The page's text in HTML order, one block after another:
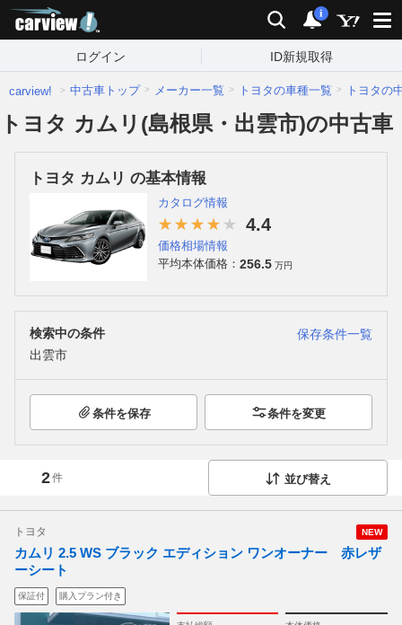
検索 通知
i
ログイン ID新規取得
carview! 中古車トップ メーカー一覧 トヨタの車種一覧 トヨタの
トヨタ カムリ(島根県・出雲市)の中古車
トヨタ カムリ の基本情報
カタログ情報
4.4
価格相場情報
平均本体価格： 256.5 万円
検索中の条件
保存条件一覧
出雲市
条件を保存 条件を変更
2件 並び替え
NEW
トヨタ
カムリ 2.5 WS ブラック エディション ワンオーナー 赤レザ
ーシート
保証付 購入プラン付き